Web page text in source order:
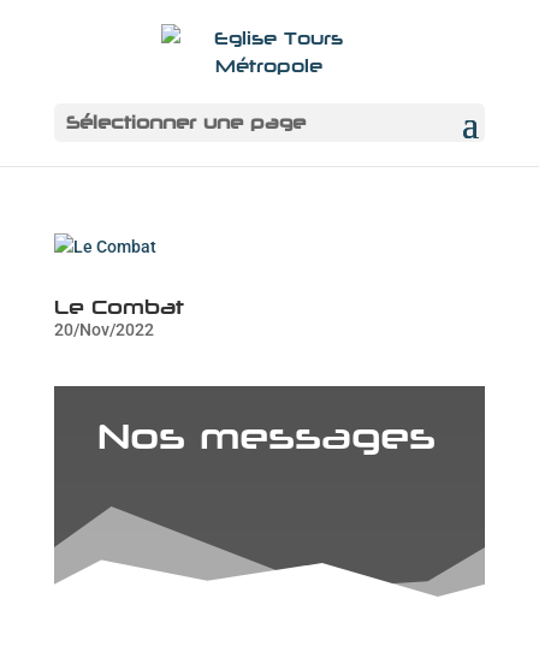
Sélectionner une page
Le Combat
20/Nov/2022
Nos messages